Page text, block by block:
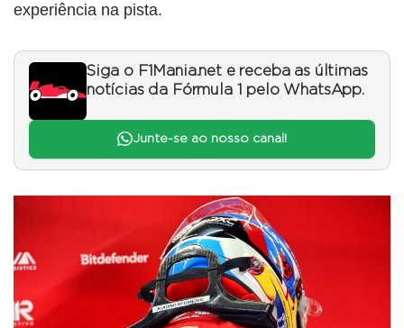
experiência na pista.
Siga o F1Mania.net e receba as últimas
notícias da Fórmula 1 pelo WhatsApp.
Junte-se ao nosso canal!